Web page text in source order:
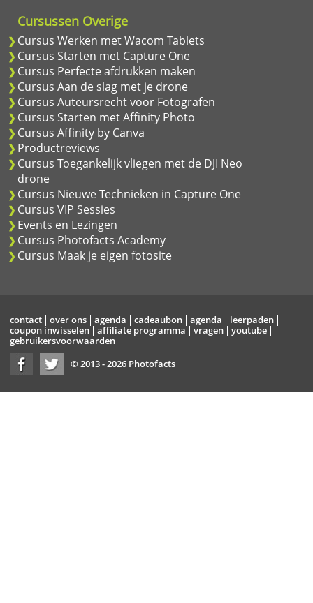
Cursussen Overige
Cursus Werken met Wacom Tablets
Cursus Starten met Capture One
Cursus Perfecte afdrukken maken
Cursus Aan de slag met je drone
Cursus Auteursrecht voor Fotografen
Cursus Starten met Affinity Photo
Cursus Affinity by Canva
Productreviews
Cursus Toegankelijk vliegen met de DJI Neo
drone
Cursus Nieuwe Technieken in Capture One
Cursus VIP Sessies
Events en Lezingen
Cursus Photofacts Academy
Cursus Maak je eigen fotosite
contact over ons agenda cadeaubon agenda
leerpaden
coupon inwisselen
affiliate programma vragen
youtube
gebruikersvoorwaarden
© 2013 - 2026 Photofacts